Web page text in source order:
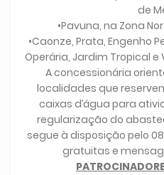
de
•Pavuna, na Zona
•Caonze, Prata, Engenho
Operária, Jardim Tropical e
A concessionária
localidades que
caixas d’água para
regularização do
segue à disposição pelo
gratuitas e